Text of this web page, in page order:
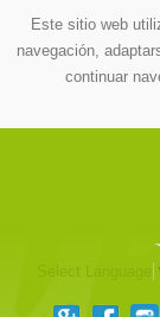
Este sitio web
navegación,
continuar